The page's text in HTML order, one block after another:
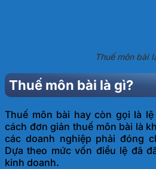
Thuế môn bài
Thuế môn bài là gì?
Thuế môn bài hay còn gọi là
cách đơn giản thuế môn bài là
các doanh nghiệp phải đóng
Dựa theo mức vốn điều lệ đã
kinh doanh.